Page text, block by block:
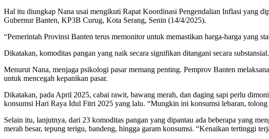
Hal itu diungkap Nana usai mengikuti Rapat Koordinasi Pengendalian Inflasi yang
Gubernur Banten, KP3B Curug, Kota Serang, Senin (14/4/2025).
“Pemerintah Provinsi Banten terus memonitor untuk memastikan harga-harga yang
Dikatakan, komoditas pangan yang naik secara signifikan ditangani secara
Menurut Nana, menjaga psikologi pasar memang penting. Pemprov Banten
untuk mencegah kepanikan pasar.
Dikatakan, pada April 2025, cabai rawit, bawang merah, dan daging sapi perlu
konsumsi Hari Raya Idul Fitri 2025 yang lalu. “Mungkin ini konsumsi lebaran, tolong
Selain itu, lanjutnya, dari 23 komoditas pangan yang dipantau ada beberapa yang
merah besar, tepung terigu, bandeng, hingga garam konsumsi. “Kenaikan tertinggi